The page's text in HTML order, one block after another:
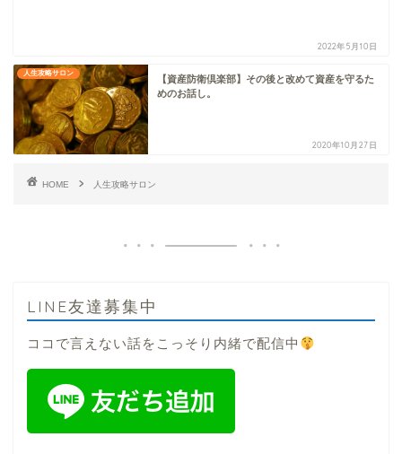
2022年5月10日
人生攻略サロン
【資産防衛倶楽部】その後と改めて資産を守るた
めのお話し。
2020年10月27日
HOME 人生攻略サロン
LINE友達募集中
ココで言えない話をこっそり内緒で配信中